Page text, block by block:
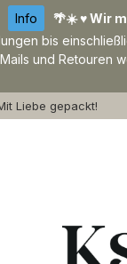
Info
🌴☀️ ♥ Wir
bis
und Retouren
Liebe gepackt!